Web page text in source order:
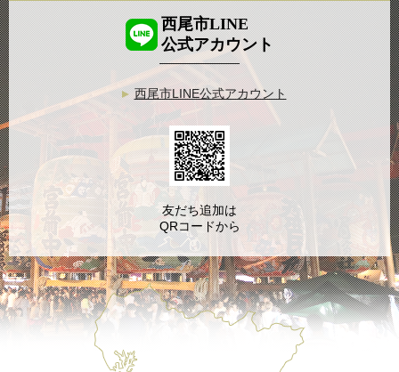
西尾市LINE
公式アカウント
西尾市LINE公式アカウント
友だち追加は
QRコードから